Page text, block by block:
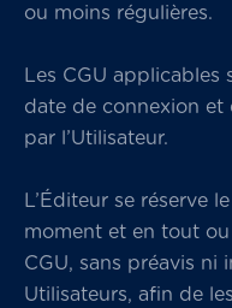
ou moins régulières.
Les CGU
date de connexion et
par l’Utilisateur.
L’Éditeur se réserve
moment et en tout
CGU, sans préavis ni
Utilisateurs, afin de